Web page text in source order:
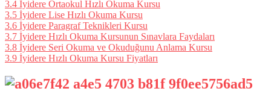
3.4 İyidere Ortaokul Hızlı Okuma Kursu
3.5 İyidere Lise Hızlı Okuma Kursu
3.6 İyidere Paragraf Teknikleri Kursu
3.7 İyidere Hızlı Okuma Kursunun Sınavlara Faydaları
3.8 İyidere Seri Okuma ve Okuduğunu Anlama Kursu
3.9 İyidere Hızlı Okuma Kursu Fiyatları